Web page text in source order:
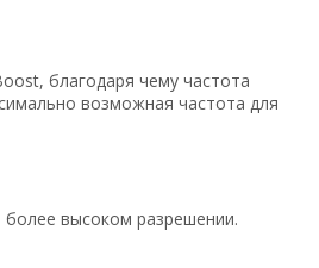
благодаря чему частота
возможная частота для
более высоком разрешении.